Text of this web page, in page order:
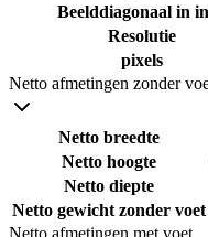
Beelddiagonaal in
Resolutie
pixels
Netto afmetingen zonder
Netto breedte
Netto hoogte
Netto diepte
Netto gewicht zonder voet
Netto afmetingen met voet